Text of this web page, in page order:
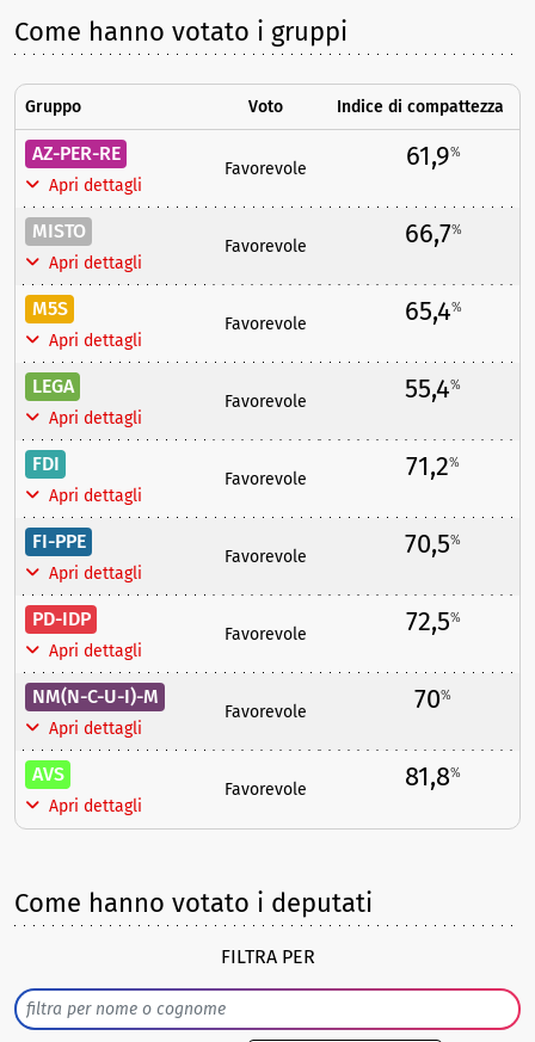
Come hanno votato i gruppi
Gruppo Voto Indice di compattezza
AZ-PER-RE
Apri dettagli
Favorevole 61,9%
MISTO
Apri dettagli
Favorevole 66,7%
M5S
Apri dettagli
Favorevole 65,4%
LEGA
Apri dettagli
Favorevole 55,4%
FDI
Apri dettagli
Favorevole 71,2%
FI-PPE
Apri dettagli
Favorevole 70,5%
PD-IDP
Apri dettagli
Favorevole 72,5%
NM(N-C-U-I)-M
Apri dettagli
Favorevole 70%
AVS
Apri dettagli
Favorevole 81,8%
Come hanno votato i deputati
FILTRA PER